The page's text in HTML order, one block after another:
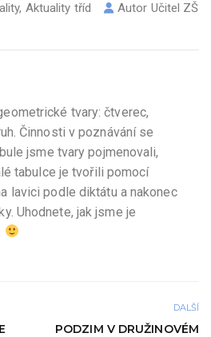
, Aktuality tříd Autor Učitel ZŠ
tvary: čtverec,
Činnosti v poznávání se
jsme tvary pojmenovali,
tabulce je tvořili pomocí
lavici podle diktátu a nakonec
Uhodnete, jak jsme je
DALŠÍ
PODZIM V DRUŽINOVÉM